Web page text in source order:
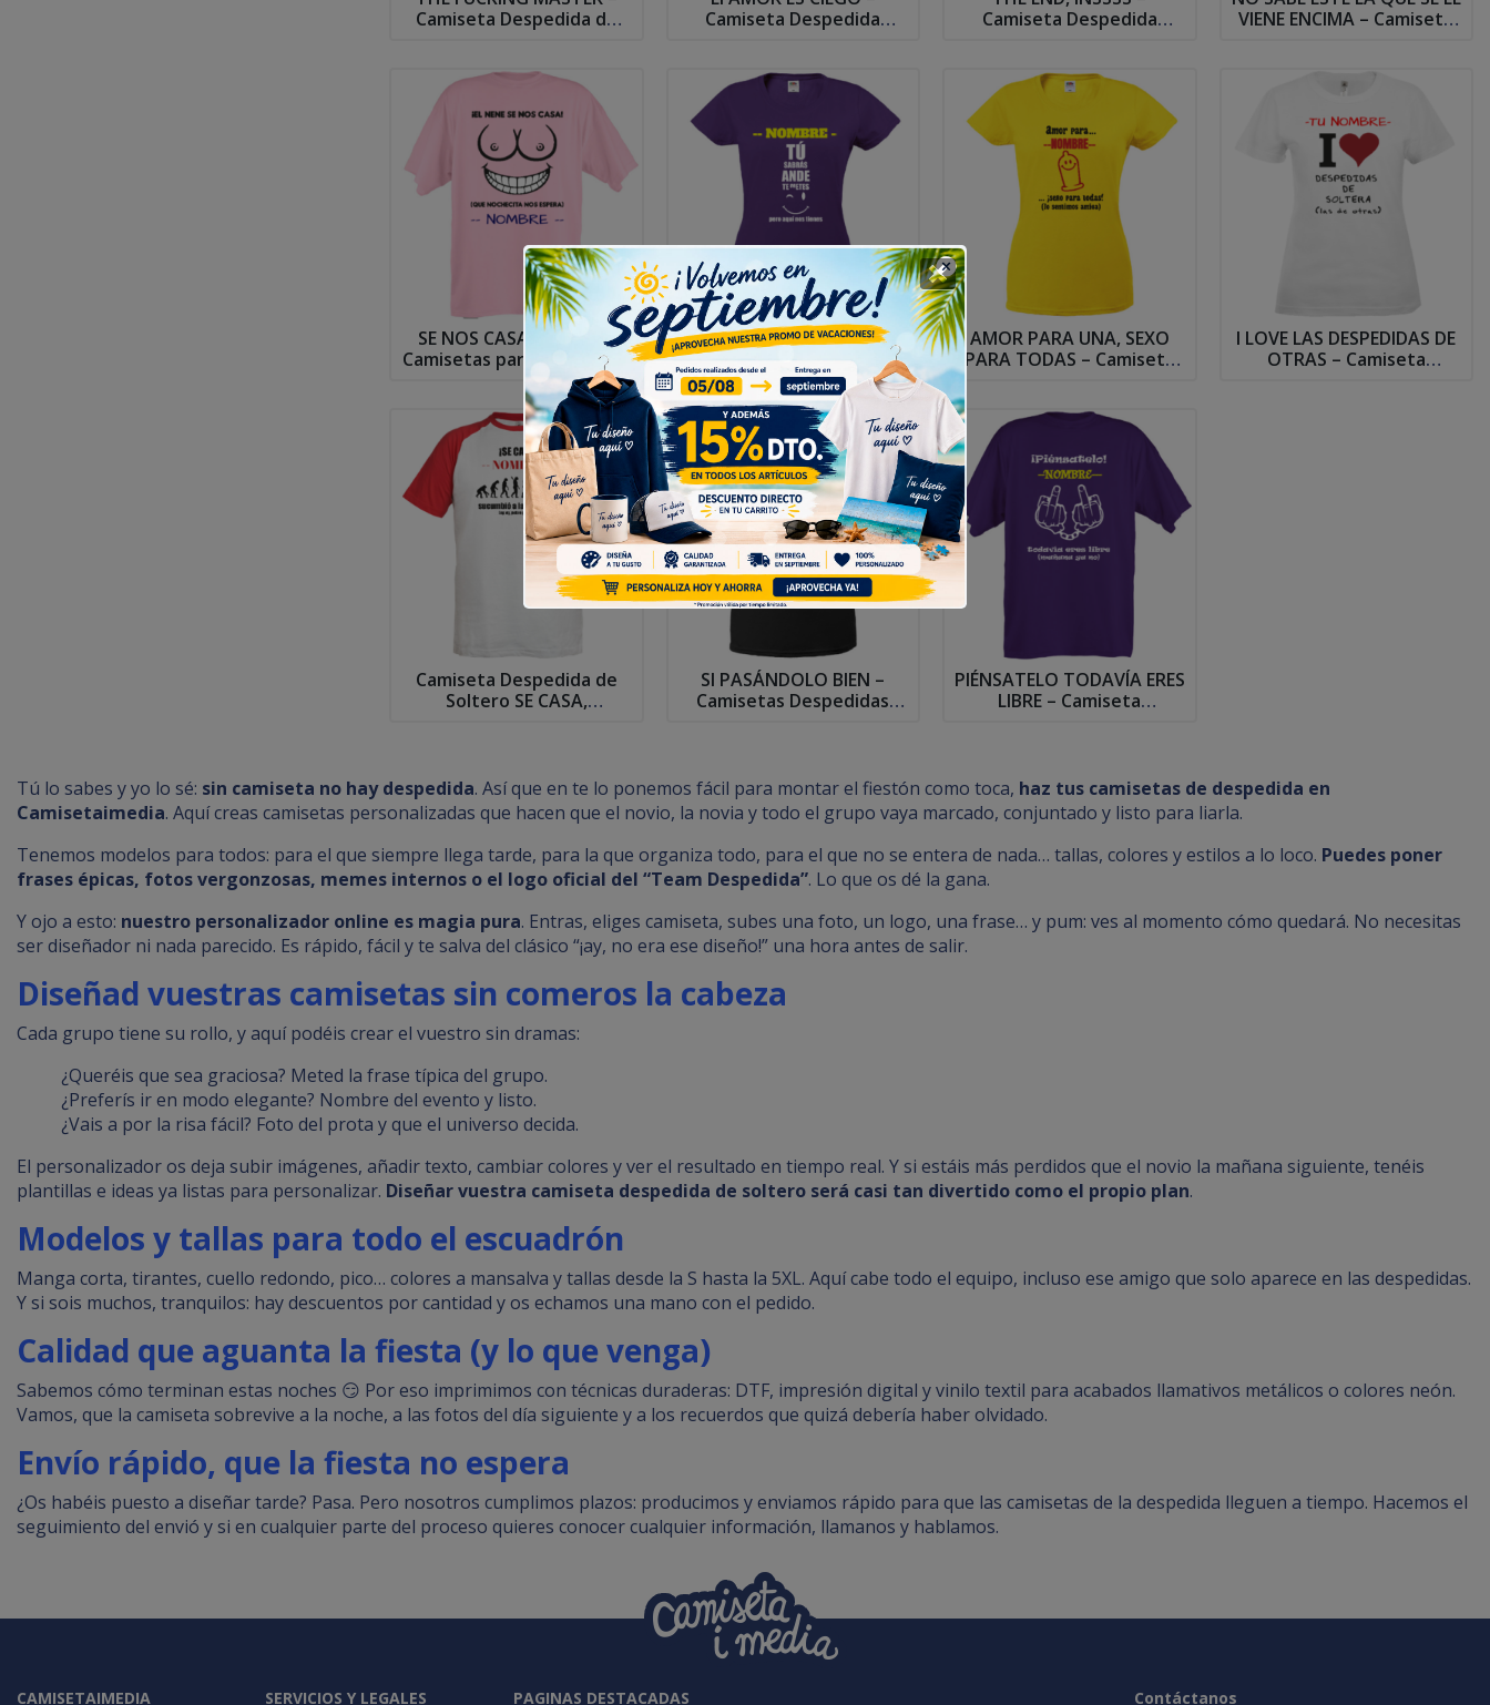
Camiseta Despedida de
Camiseta Despedida
Camiseta Despedida
VIENE ENCIMA – Camiseta
SE NOS CASA EL NENE –
Camisetas para Despedida
de Soltero
CAMISETA DESPEDIDAS DE
SOLTERO, TU SABRAS… –
Camiseta Despedida
Soltera
AMOR PARA UNA, SEXO
PARA TODAS – Camiseta
I LOVE LAS DESPEDIDAS DE
OTRAS – Camiseta
Camiseta Despedida de
Soltero SE CASA,
SI PASÁNDOLO BIEN –
Camisetas Despedidas
PIÉNSATELO TODAVÍA ERES
LIBRE – Camiseta
Tú lo sabes y yo lo sé: sin camiseta no hay despedida. Así que en te lo ponemos fácil para montar el fiestón como toca, haz tus camisetas de despedida en
Camisetaimedia. Aquí creas camisetas personalizadas que hacen que el novio, la novia y todo el grupo vaya marcado, conjuntado y listo para liarla.
Tenemos modelos para todos: para el que siempre llega tarde, para la que organiza todo, para el que no se entera de nada… tallas, colores y estilos a lo loco. Puedes poner
frases épicas, fotos vergonzosas, memes internos o el logo oficial del “Team Despedida”. Lo que os dé la gana.
Y ojo a esto: nuestro personalizador online es magia pura. Entras, eliges camiseta, subes una foto, un logo, una frase… y pum: ves al momento cómo quedará. No necesitas
ser diseñador ni nada parecido. Es rápido, fácil y te salva del clásico “¡ay, no era ese diseño!” una hora antes de salir.
Diseñad vuestras camisetas sin comeros la cabeza
Cada grupo tiene su rollo, y aquí podéis crear el vuestro sin dramas:
¿Queréis que sea graciosa? Meted la frase típica del grupo.
¿Preferís ir en modo elegante? Nombre del evento y listo.
¿Vais a por la risa fácil? Foto del prota y que el universo decida.
El personalizador os deja subir imágenes, añadir texto, cambiar colores y ver el resultado en tiempo real. Y si estáis más perdidos que el novio la mañana siguiente, tenéis
plantillas e ideas ya listas para personalizar. Diseñar vuestra camiseta despedida de soltero será casi tan divertido como el propio plan.
Modelos y tallas para todo el escuadrón
Manga corta, tirantes, cuello redondo, pico… colores a mansalva y tallas desde la S hasta la 5XL. Aquí cabe todo el equipo, incluso ese amigo que solo aparece en las despedidas.
Y si sois muchos, tranquilos: hay descuentos por cantidad y os echamos una mano con el pedido.
Calidad que aguanta la fiesta (y lo que venga)
Sabemos cómo terminan estas noches 😏 Por eso imprimimos con técnicas duraderas: DTF, impresión digital y vinilo textil para acabados llamativos metálicos o colores neón.
Vamos, que la camiseta sobrevive a la noche, a las fotos del día siguiente y a los recuerdos que quizá debería haber olvidado.
Envío rápido, que la fiesta no espera
¿Os habéis puesto a diseñar tarde? Pasa. Pero nosotros cumplimos plazos: producimos y enviamos rápido para que las camisetas de la despedida lleguen a tiempo. Hacemos el
seguimiento del envió y si en cualquier parte del proceso quieres conocer cualquier información, llamanos y hablamos.
CAMISETAIMEDIA SERVICIOS Y LEGALES PAGINAS DESTACADAS Contáctanos